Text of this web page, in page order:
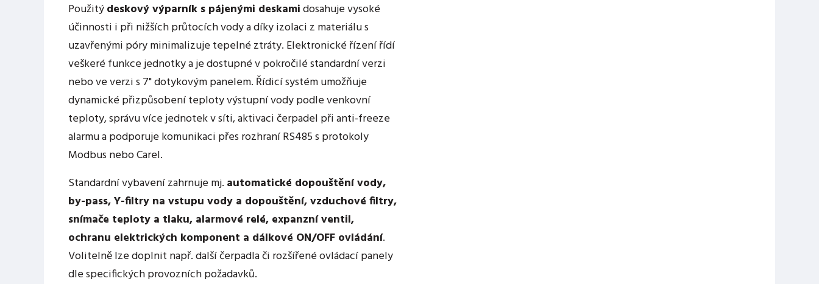
Použitýdeskový výparník s pájenými deskamidosahuje vysoké
účinnosti i při nižších průtocích vody a díky izolaci z materiálu s
uzavřenými póry minimalizuje tepelné ztráty. Elektronické řízení řídí
veškeré funkce jednotky a je dostupné v pokročilé standardní verzi
nebo ve verzi s 7" dotykovým panelem. Řídicí systém umožňuje
dynamické přizpůsobení teploty výstupní vody podle venkovní
teploty, správu více jednotek v síti, aktivaci čerpadel při anti-freeze
alarmu a podporuje komunikaci přes rozhraní RS485 s protokoly
Modbus nebo Carel.
Standardní vybavení zahrnuje mj. automatické dopouštění vody,
by-pass, Y-filtry na vstupu vody a dopouštění, vzduchové filtry,
snímače teploty a tlaku, alarmové relé, expanzní ventil,
ochranu elektrických komponent a dálkové ON/OFF ovládání.
Volitelně lze doplnit např. další čerpadla či rozšířené ovládací panely
dle specifických provozních požadavků.